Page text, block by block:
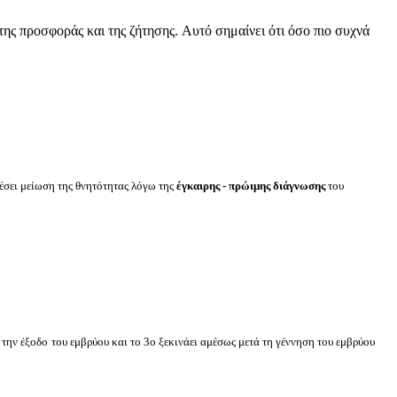
προσφοράς και της ζήτησης. Αυτό σημαίνει ότι όσο πιο συχνά
μείωση της θνητότητας λόγω της έγκαιρης - πρώιμης διάγνωσηςτου
έξοδο του εμβρύου και το 3ο ξεκινάει αμέσως μετά τη γέννηση του εμβρύου